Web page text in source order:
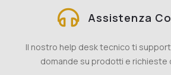
Assistenza
Il nostro help desk tecnico ti
domande su prodotti e richieste